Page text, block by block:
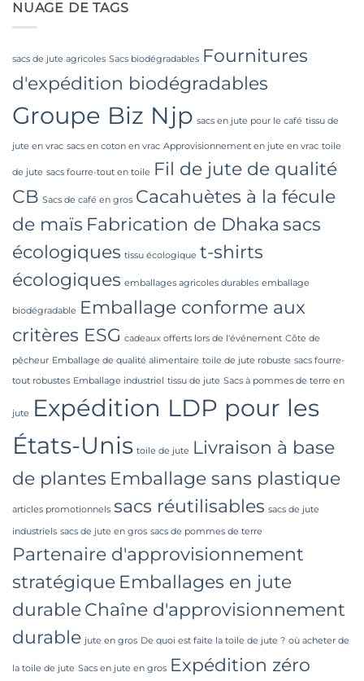
from
Supplier
Bangladesh
High-
NUAGE DE TAGS
sacs de jute agricoles Sacs biodégradables Fournitures
d'expédition biodégradables
Groupe Biz Njp sacs en jute pour le café tissu de
jute en vrac sacs en coton en vrac Approvisionnement en jute en vrac toile
de jute sacs fourre-tout en toile Fil de jute de qualité
CB Sacs de café en gros Cacahuètes à la fécule
de maïs Fabrication de Dhaka sacs
écologiques tissu écologique t-shirts
écologiques emballages agricoles durables emballage
biodégradable Emballage conforme aux
critères ESG cadeaux offerts lors de l'événement Côte de
pêcheur Emballage de qualité alimentaire toile de jute robuste sacs fourre-
tout robustes Emballage industriel tissu de jute Sacs à pommes de terre en
jute
Expédition LDP pour les
États-Unis toile de jute Livraison à base
de plantes Emballage sans plastique
articles promotionnels sacs réutilisables sacs de jute
industriels sacs de jute en gros sacs de pommes de terre
Partenaire d'approvisionnement
stratégique Emballages en jute
durableChaîne d'approvisionnement
durable jute en gros De quoi est faite la toile de jute ? où acheter de
la toile de jute Sacs en jute en gros Expédition zéro